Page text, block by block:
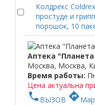
Колдрекс
простуде и
порошок, 10
Аптека
Москва, Москва,
Время работы:
Цена актуальна
phone ВЫЗОВ directions